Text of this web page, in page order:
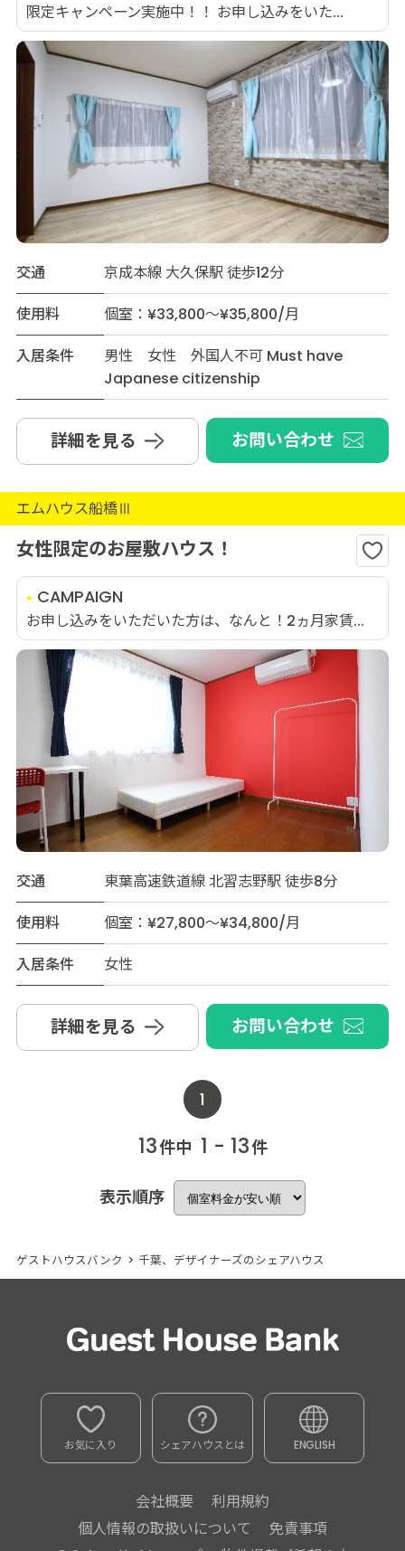
限定キャンペーン実施中！！ お申し込みをいた...
交通
京成本線 大久保駅 徒歩12分
使用料
個室：¥33,800～¥35,800/月
入居条件
男性 女性 外国人不可 Must have
Japanese citizenship
詳細を見る お問い合わせ
エムハウス船橋Ⅲ
女性限定のお屋敷ハウス！
CAMPAIGN
お申し込みをいただいた方は、なんと！2ヵ月家賃...
交通
東葉高速鉄道線 北習志野駅 徒歩8分
使用料
個室：¥27,800～¥34,800/月
入居条件
女性
詳細を見る お問い合わせ
1
13件中 1 - 13件
表示順序
ゲストハウスバンク > 千葉、デザイナーズのシェアハウス
お気に入り シェアハウスとは ENGLISH
会社概要
利用規約
個人情報の取扱いについて
免責事項